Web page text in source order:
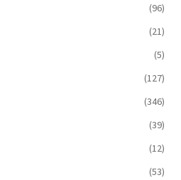
(96)
(21)
(5)
(127)
(346)
(39)
(12)
(53)